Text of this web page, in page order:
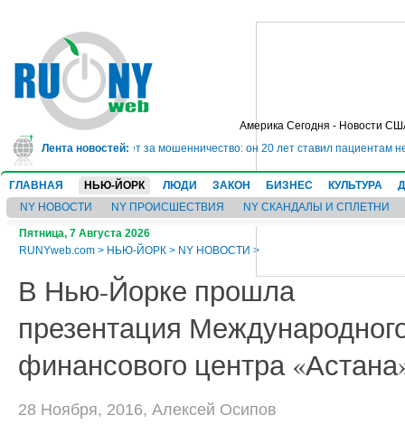
Америка Сегодня - Новости
Лента новостей:
в тюрьму на 10 лет за мошенничество: он 20 лет ставил пациентам
ГЛАВНАЯ НЬЮ-ЙОРК ЛЮДИ ЗАКОН БИЗНЕС КУЛЬТУРА
NY НОВОСТИ
NY ПРОИСШЕСТВИЯ NY СКАНДАЛЫ И СПЛЕТНИ
Пятница, 7 Августа 2026
RUNYweb.com > НЬЮ-ЙОРК > NY НОВОСТИ >
В Нью-Йорке прошла
презентация
финансового центра
28 Ноября, 2016, Алексей Осипов